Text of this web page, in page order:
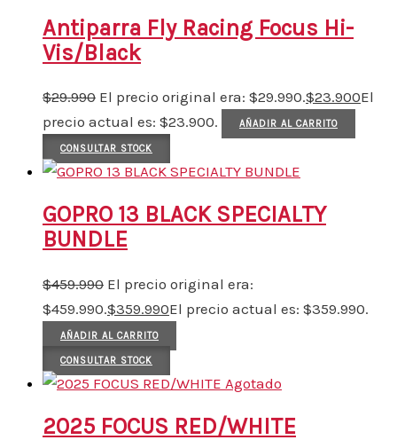
Antiparra Fly Racing Focus Hi-
Vis/Black
$29.990 El precio original era: $29.990.$23.900El
precio actual es: $23.900.
AÑADIR AL CARRITO
CONSULTAR STOCK
GOPRO 13 BLACK SPECIALTY
BUNDLE
$459.990 El precio original era:
$459.990.$359.990El precio actual es: $359.990.
AÑADIR AL CARRITO
CONSULTAR STOCK
Agotado
2025 FOCUS RED/WHITE